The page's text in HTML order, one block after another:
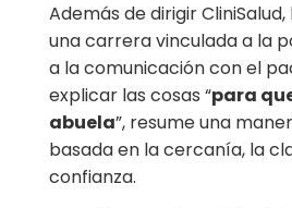
Además de dirigir
una carrera vinculada a la
a la comunicación con el
explicar las cosas “para
abuela”, resume una
basada en la cercanía, la
confianza.